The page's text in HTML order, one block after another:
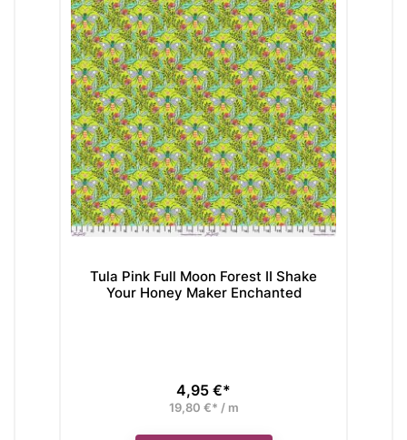
Tula Pink Full Moon Forest II Shake
Your Honey Maker Enchanted
Preis
4,95 €*
19,80 €* / m